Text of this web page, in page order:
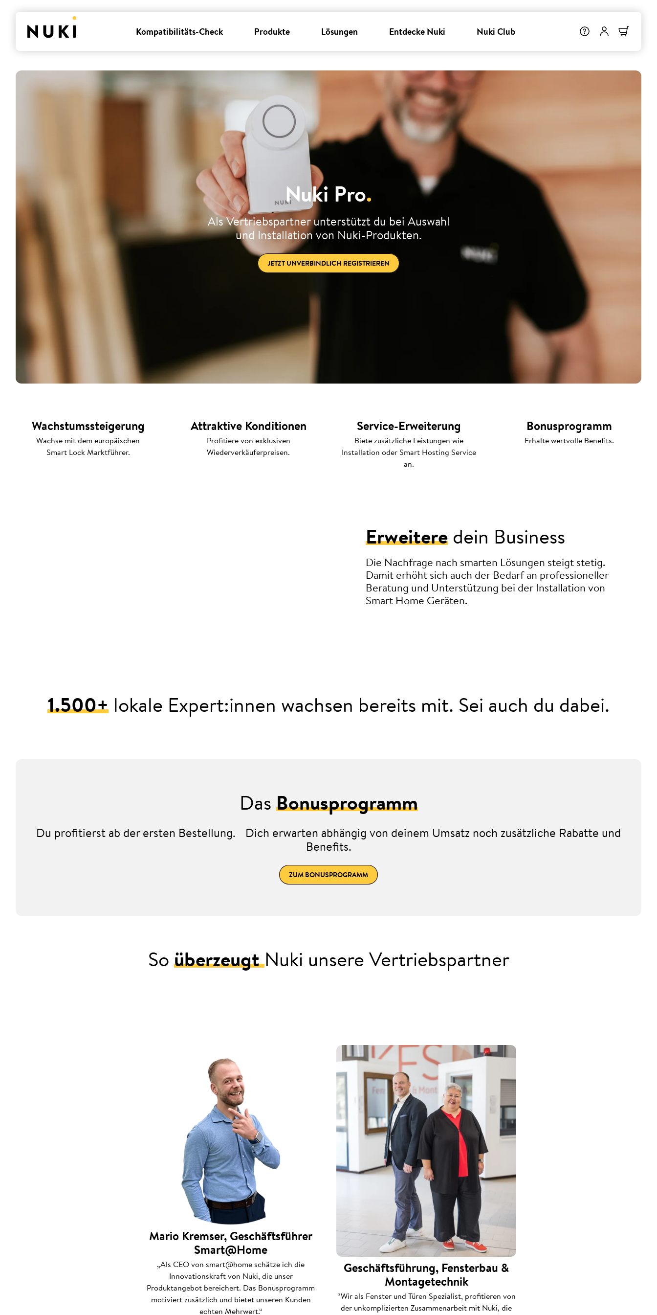
Kompatibilitäts-Check Produkte Lösungen Entdecke Nuki Nuki Club
Nuki Pro.
Als Vertriebspartner unterstützt du bei Auswahl
und Installation von Nuki-Produkten.
JETZT UNVERBINDLICH REGISTRIEREN
Wachstumssteigerung
Wachse mit dem europäischen
Smart Lock Marktführer.
Attraktive Konditionen
Profitiere von exklusiven
Wiederverkäuferpreisen.
Service-Erweiterung
Biete zusätzliche Leistungen wie
Installation oder Smart Hosting Service
an.
Bonusprogramm
Erhalte wertvolle Benefits.
Erweitere dein Business
Die Nachfrage nach smarten Lösungen steigt stetig.
Damit erhöht sich auch der Bedarf an professioneller
Beratung und Unterstützung bei der Installation von
Smart Home Geräten.
1.500+ lokale Expert:innen wachsen bereits mit. Sei auch du dabei.
DasBonusprogramm
Du profitierst ab der ersten Bestellung. Dich erwarten abhängig von deinem Umsatz noch zusätzliche Rabatte und
Benefits.
ZUM BONUSPROGRAMM
SoüberzeugtNuki unsere Vertriebspartner
Mario Kremser, Geschäftsführer
Smart@Home
„Als CEO von smart@home schätze ich die
Innovationskraft von Nuki, die unser
Produktangebot bereichert. Das Bonusprogramm
motiviert zusätzlich und bietet unseren Kunden
echten Mehrwert.“
Geschäftsführung, Fensterbau &
Montagetechnik
“Wir als Fenster und Türen Spezialist, profitieren von
der unkomplizierten Zusammenarbeit mit Nuki, die